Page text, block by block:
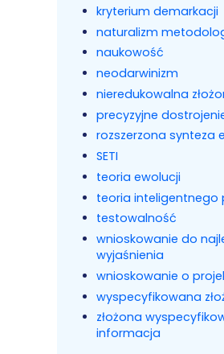
kryterium demarkacji
naturalizm
naukowość
neodarwinizm
nieredukowalna
precyzyjne
rozszerzona synteza
SETI
teoria ewolucji
teoria inteligentnego
testowalność
wnioskowanie do
wyjaśnienia
wnioskowanie o
wyspecyfikowana
złożona
informacja